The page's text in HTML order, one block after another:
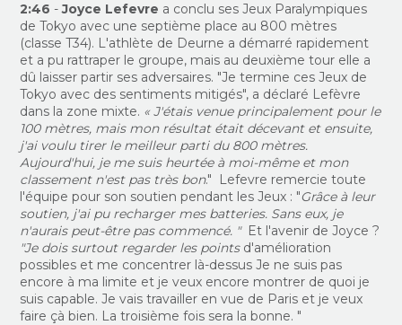
2:46 -Joyce Lefevre a conclu ses Jeux Paralympiques
de Tokyo avec une septième place au 800 mètres
(classe T34). L'athlète de Deurne a démarré rapidement
et a pu rattraper le groupe, mais au deuxième tour elle a
dû laisser partir ses adversaires. "Je termine ces Jeux de
Tokyo avec des sentiments mitigés", a déclaré Lefèvre
dans la zone mixte. « J'étais venue principalement pour le
100 mètres, mais mon résultat était décevant et ensuite,
j'ai voulu tirer le meilleur parti du 800 mètres.
Aujourd'hui, je me suis heurtée à moi-même et mon
classement n'est pas très bon." Lefevre remercie toute
l'équipe pour son soutien pendant les Jeux : "Grâce à leur
soutien, j'ai pu recharger mes batteries. Sans eux, je
n'aurais peut-être pas commencé. "Et l'avenir de Joyce ?
"Je dois surtout regarder les pointsd'amélioration
possibles et me concentrer là-dessus Je ne suis pas
encore à ma limite et je veux encore montrer de quoi je
suis capable. Je vais travailler en vue de Paris et je veux
faire çà bien. La troisième fois sera la bonne. "